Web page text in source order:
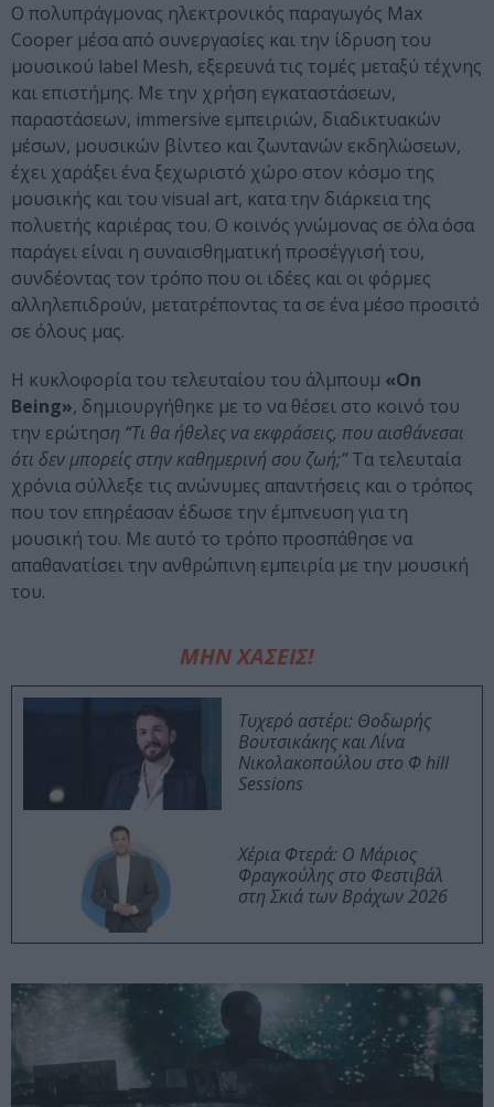
Ο πολυπράγμονας ηλεκτρονικός παραγωγός Max
Cooper μέσα από συνεργασίες και την ίδρυση του
μουσικού label Mesh, εξερευνά τις τομές μεταξύ τέχνης
και επιστήμης. Με την χρήση εγκαταστάσεων,
παραστάσεων, immersive εμπειριών, διαδικτυακών
μέσων, μουσικών βίντεο και ζωντανών εκδηλώσεων,
έχει χαράξει ένα ξεχωριστό χώρο στον κόσμο της
μουσικής και του visual art, κατα την διάρκεια της
πολυετής καριέρας του. Ο κοινός γνώμονας σε όλα όσα
παράγει είναι η συναισθηματική προσέγγισή του,
συνδέοντας τον τρόπο που οι ιδέες και οι φόρμες
αλληλεπιδρούν, μετατρέποντας τα σε ένα μέσο προσιτό
σε όλους μας.
Η κυκλοφορία του τελευταίου του άλμπουμ «On
Being», δημιουργήθηκε με το να θέσει στο κοινό του
την ερώτηση “Τι θα ήθελες να εκφράσεις, που αισθάνεσαι
ότι δεν μπορείς στην καθημερινή σου ζωή;”Τα τελευταία
χρόνια σύλλεξε τις ανώνυμες απαντήσεις και ο τρόπος
που τον επηρέασαν έδωσε την έμπνευση για τη
μουσική του. Με αυτό το τρόπο προσπάθησε να
απαθανατίσει την ανθρώπινη εμπειρία με την μουσική
του.
ΜΗΝ ΧΑΣΕΙΣ!
Τυχερό αστέρι: Θοδωρής
Βουτσικάκης και Λίνα
Νικολακοπούλου στο Φ hill
Sessions
Χέρια Φτερά: Ο Μάριος
Φραγκούλης στο Φεστιβάλ
στη Σκιά των Βράχων 2026